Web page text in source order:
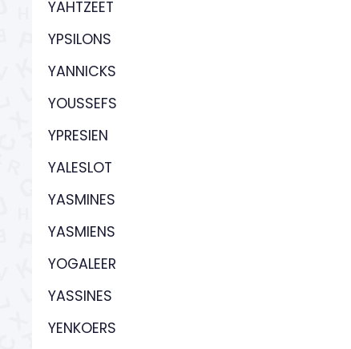
YAHTZEET
YPSILONS
YANNICKS
YOUSSEFS
YPRESIEN
YALESLOT
YASMINES
YASMIENS
YOGALEER
YASSINES
YENKOERS